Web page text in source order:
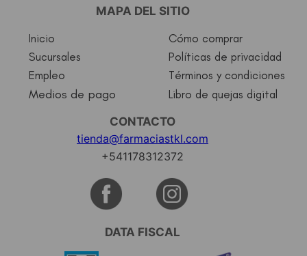
MAPA DEL SITIO
Inicio
Sucursales
Empleo
Medios de pago
Cómo comprar
Políticas de privacidad
Términos y condiciones
Libro de quejas digital
CONTACTO
tienda@farmaciastkl.com
+541178312372
DATA FISCAL